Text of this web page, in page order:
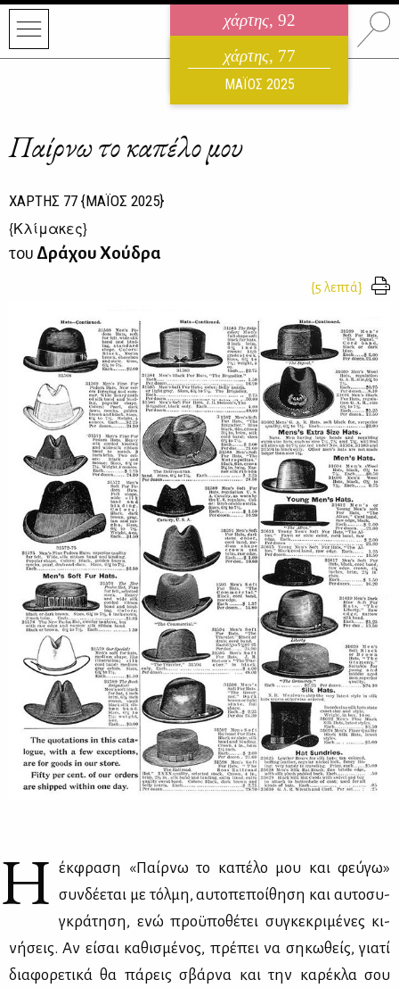
χάρτης, 92
ηλεκτρονικό περιοδικό
ΑΥΓΟΥΣΤΟΣ 2026
χάρτης, 77
ΜΑΪΟΣ 2025
Παίρνω το καπέλο μου
ΧΑΡΤΗΣ 77 {ΜΑΪΟΣ 2025}
{Κλίμακες}
του Δράχου Χούδρα
{5 λεπτά}
Η έκ­φρα­ση «Παίρ­νω το κα­πέ­λο μου και φεύ­γω»
συν­δέ­ε­ται με τόλ­μη, αυ­το­πε­ποί­θη­ση και αυ­το­συ­
γκρά­τη­ση, ενώ προ­ϋ­πο­θέ­τει συ­γκε­κρι­μέ­νες κι­
νή­σεις. Αν εί­σαι κα­θι­σμέ­νος, πρέ­πει να ση­κω­θείς, για­τί
δια­φο­ρε­τι­κά θα πά­ρεις σβάρ­να και την κα­ρέ­κλα σου